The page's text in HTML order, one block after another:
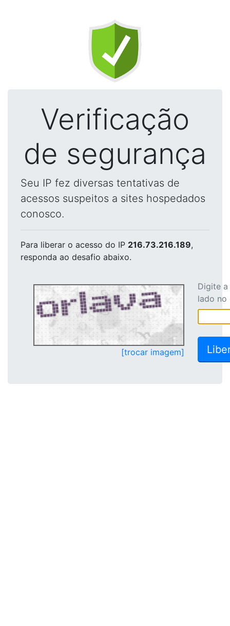
Verificação
de segurança
Seu IP fez diversas tentativas de
acessos suspeitos a sites hospedados
conosco.
Para liberar o acesso do IP 216.73.216.189,
responda ao desafio abaixo.
[trocar imagem]
Digite
lado no